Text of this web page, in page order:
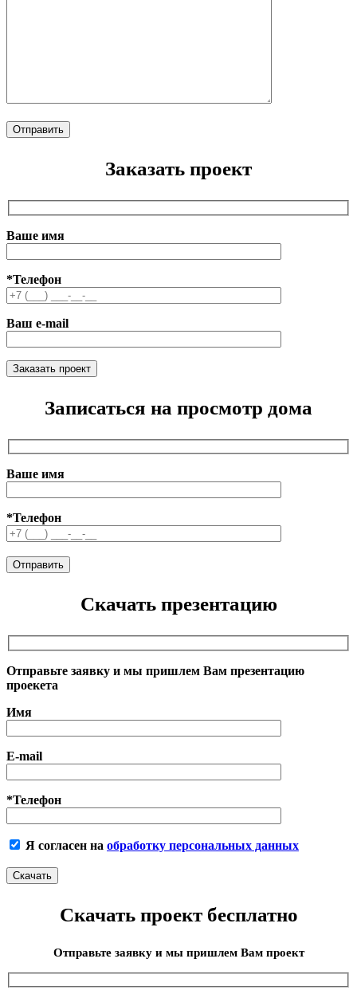
Заказать проект
Ваше имя
*Телефон
Ваш e-mail
Записаться на просмотр дома
Ваше имя
*Телефон
Скачать презентацию
Отправьте заявку и мы пришлем Вам презентацию
проекета
Имя
E-mail
*Телефон
Я согласен на обработку персональных данных
Скачать проект бесплатно
Отправьте заявку и мы пришлем Вам проект